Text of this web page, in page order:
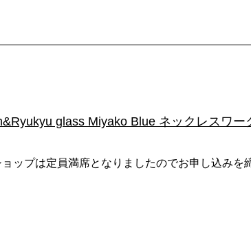
glass Miyako Blue ネックレスワー
ップは定員満席となりましたのでお申し込みを